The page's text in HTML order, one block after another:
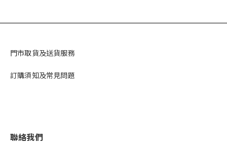
門市取貨及送貨服務
訂購須知及常見問題
聯絡我們